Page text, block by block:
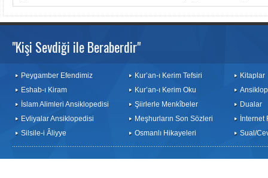
"Kişi Sevdiği ile Beraberdir"
Peygamber Efendimiz
Eshab-ı Kiram
İslam Alimleri Ansiklopedisi
Evliyalar Ansiklopedisi
Silsile-i Âliyye
Kur’an-ı Kerim Tefsiri
Kur’an-ı Kerim Oku
Şiirlerle Menkîbeler
Meşhurların Son Sözleri
Osmanlı Hikayeleri
Kitaplar
Dualar
İnternet
Sual/